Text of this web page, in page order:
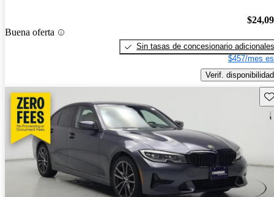
Buena oferta
Sin tasas de concesionario adicionales
$457/mes
Verif. disponibilidad